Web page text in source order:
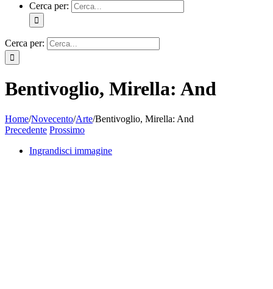
Cerca per:
Cerca per:
Bentivoglio, Mirella: And
Home/Novecento/Arte/Bentivoglio, Mirella: And
Precedente Prossimo
Ingrandisci immagine